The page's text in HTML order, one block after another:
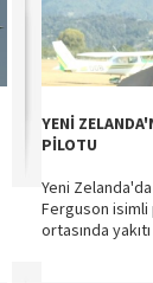
YENİ
PİLOTU
Yeni
Ferguson isimli
ortasında